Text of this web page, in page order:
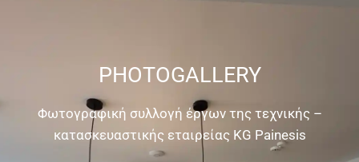
PHOTOGALLERY
Φωτογραφική συλλογή έργων της τεχνικής –
κατασκευαστικής εταιρείας KG Painesis